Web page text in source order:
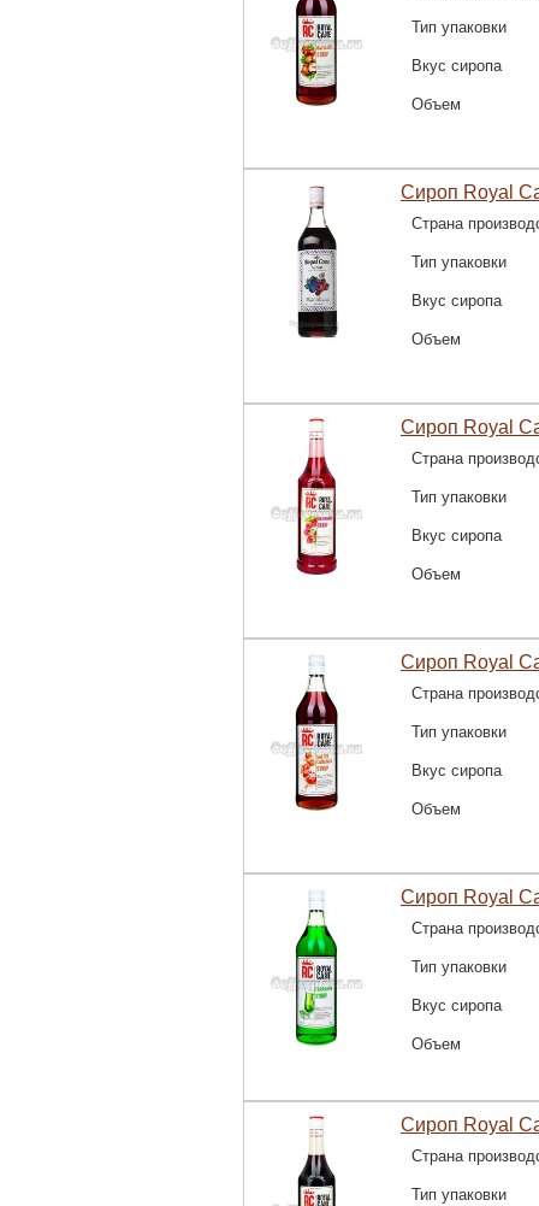
Тип упаковки
Вкус сиропа
Объем
Сироп Royal
Страна
Тип упаковки
Вкус сиропа
Объем
Сироп Royal
Страна
Тип упаковки
Вкус сиропа
Объем
Сироп Royal
Страна
Тип упаковки
Вкус сиропа
Объем
Сироп Royal
Страна
Тип упаковки
Вкус сиропа
Объем
Сироп Royal
Страна
Тип упаковки